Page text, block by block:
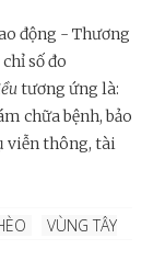
động - Thương
số đo
tương ứng là:
chữa bệnh, bảo
viễn thông, tài
VÙNG TÂY